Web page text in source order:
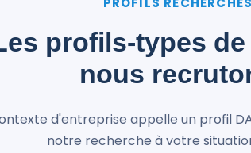
profils-types de
nous
d'entreprise appelle un profil
notre recherche à votre